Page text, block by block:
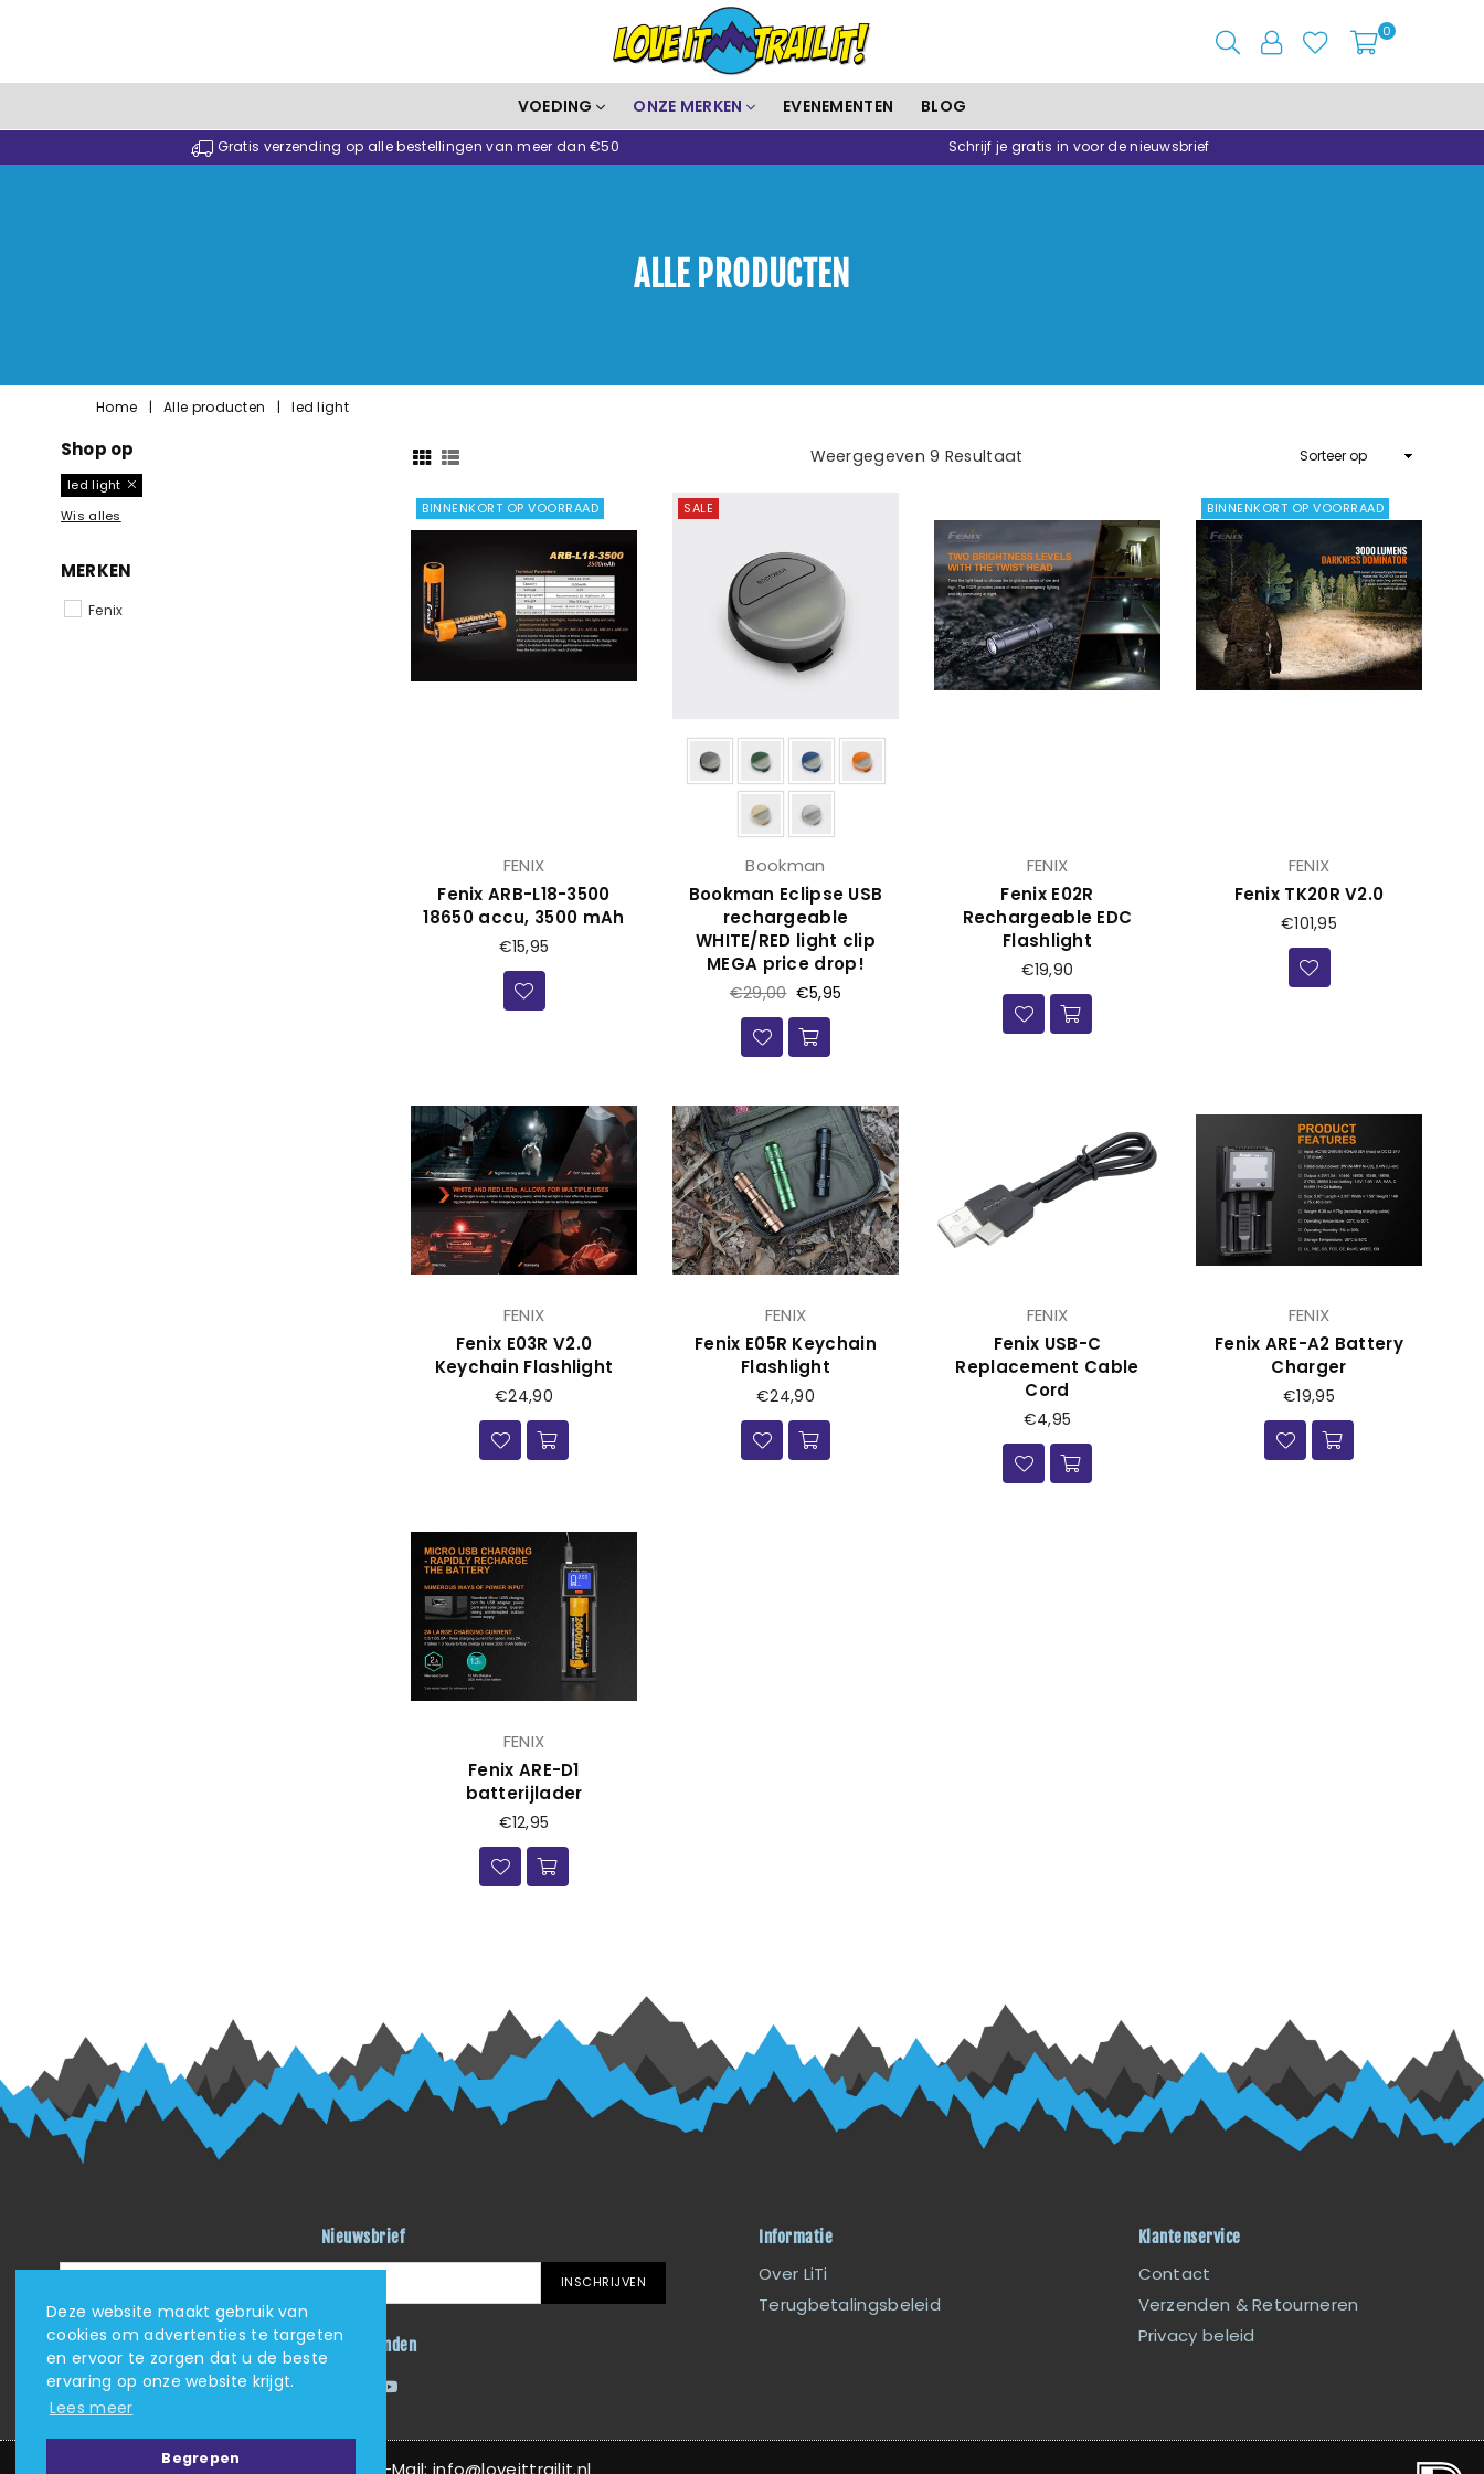
Deze website maakt gebruik van
cookies om advertenties te targeten
en ervoor te zorgen dat u de beste
ervaring op onze website krijgt.
Lees meer
Begrepen
Love
It
Trail
0
VOEDING ONZE MERKEN EVENEMENTEN BLOG
Gratis verzending op alle bestellingen van meer dan €50 Schrijf je gratis in voor de nieuwsbrief
ALLE PRODUCTEN
Home | Alle producten | led light
Weergegeven 9 Resultaat
Sorteer
BINNENKORT OP VOORRAAD
FENIX
Fenix ARB-L18-3500
18650 accu, 3500 mAh
Prijs
€15,95
SALE
Bookman
Bookman Eclipse USB
rechargeable
WHITE/RED light clip
MEGA price drop!
Prijs
€29,00 €5,95
FENIX
Fenix E02R
Rechargeable EDC
Flashlight
Prijs
€19,90
BINNENKORT OP VOORRAAD
FENIX
Fenix TK20R V2.0
Prijs
€101,95
FENIX
Fenix E03R V2.0
Keychain Flashlight
Prijs
€24,90
FENIX
Fenix E05R Keychain
Flashlight
Prijs
€24,90
FENIX
Fenix USB-C
Replacement Cable
Cord
Prijs
€4,95
FENIX
Fenix ARE-A2 Battery
Charger
Prijs
€19,95
FENIX
Fenix ARE-D1
batterijlader
Prijs
€12,95
Shop op
led light
Wis alles
MERKEN
Fenix
Nieuwsbrief
INSCHRIJVEN
Blijf verbonden
FacebookInstagramYouTube
Informatie
Over LiTi
Terugbetalingsbeleid
Klantenservice
Contact
Verzenden & Retourneren
Privacy beleid
KVK: 62405705 | Tel: (+31) (0)625034408 | E-Mail: info@loveittrailit.nl